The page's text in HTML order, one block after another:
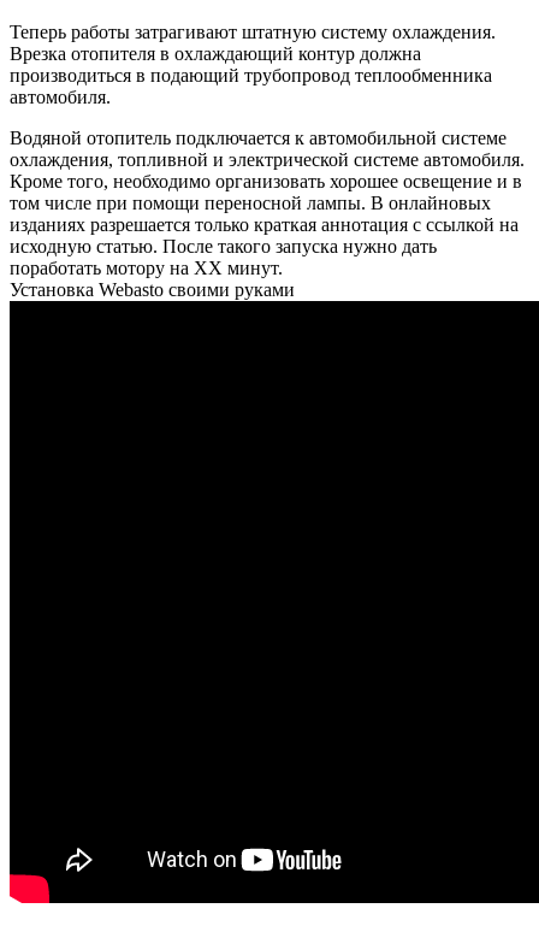
Теперь работы затрагивают штатную систему охлаждения.
Врезка отопителя в охлаждающий контур должна
производиться в подающий трубопровод теплообменника
автомобиля.
Водяной отопитель подключается к автомобильной системе
охлаждения, топливной и электрической системе автомобиля.
Кроме того, необходимо организовать хорошее освещение и в
том числе при помощи переносной лампы. В онлайновых
изданиях разрешается только краткая аннотация с ссылкой на
исходную статью. После такого запуска нужно дать
поработать мотору на ХХ минут.
Установка Webasto своими руками